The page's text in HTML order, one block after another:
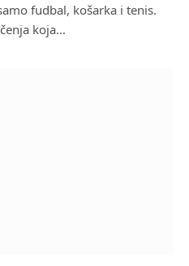
fudbal, košarka i tenis.
koja…